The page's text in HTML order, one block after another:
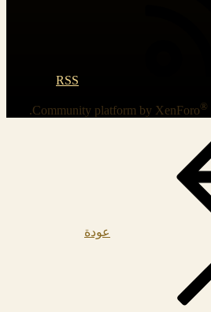
RSS
Community platform by XenForo®
عودة